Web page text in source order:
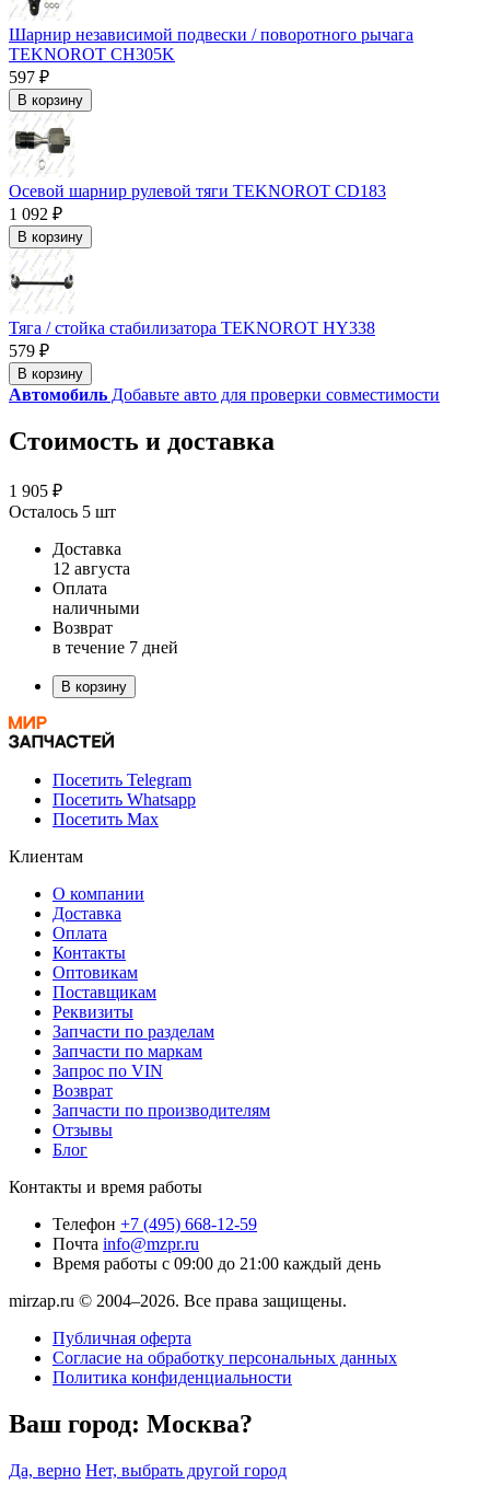
Шарнир независимой подвески / поворотного рычага
TEKNOROT CH305K
597 ₽
В корзину
Осевой шарнир рулевой тяги TEKNOROT CD183
1 092 ₽
В корзину
Тяга / стойка стабилизатора TEKNOROT HY338
579 ₽
В корзину
Автомобиль Добавьте авто для проверки совместимости
Стоимость и доставка
1 905 ₽
Осталось 5 шт
Доставка
12 августа
Оплата
наличными
Возврат
в течение 7 дней
В корзину
Посетить Telegram
Посетить Whatsapp
Посетить Max
Клиентам
О компании
Доставка
Оплата
Контакты
Оптовикам
Поставщикам
Реквизиты
Запчасти по разделам
Запчасти по маркам
Запрос по VIN
Возврат
Запчасти по производителям
Отзывы
Блог
Контакты и время работы
Телефон +7 (495) 668-12-59
Почта info@mzpr.ru
Время работы с 09:00 до 21:00 каждый день
mirzap.ru © 2004–2026. Все права защищены.
Публичная оферта
Согласие на обработку персональных данных
Политика конфиденциальности
Ваш город: Москва?
Да, верно Нет, выбрать другой город